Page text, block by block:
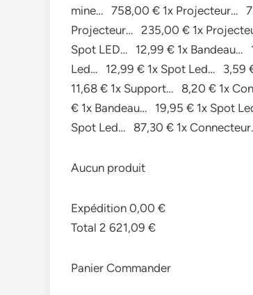
mine… 758,00 € 1x Projecteur…
Projecteur… 235,00 € 1x
Spot LED… 12,99 € 1x Bandeau…
Led… 12,99 € 1x Spot Led… 3,59
11,68 € 1x Support… 8,20 € 1x
€ 1x Bandeau… 19,95 € 1x Spot
Spot Led… 87,30 € 1x
Aucun produit
Expédition 0,00 €
Total 2 621,09 €
Panier Commander